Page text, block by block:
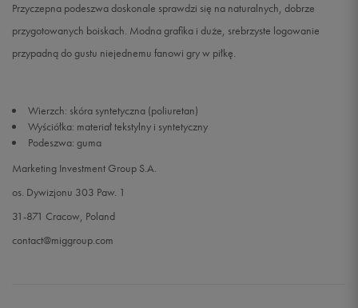
45 Powiadom o dostępności
45,5 29,5 cm Powiadom o dostępności
47,5 31 cm
Przyczepna podeszwa doskonale sprawdzi się na naturalnych, dobrze
przygotowanych boiskach. Modna grafika i duże, srebrzyste logowanie
przypadną do gustu niejednemu fanowi gry w piłkę.
Wierzch: skóra syntetyczna (poliuretan)
Wyściółka: materiał tekstylny i syntetyczny
Podeszwa: guma
Marketing Investment Group S.A.
os. Dywizjonu 303 Paw. 1
31-871 Cracow, Poland
contact@miggroup.com